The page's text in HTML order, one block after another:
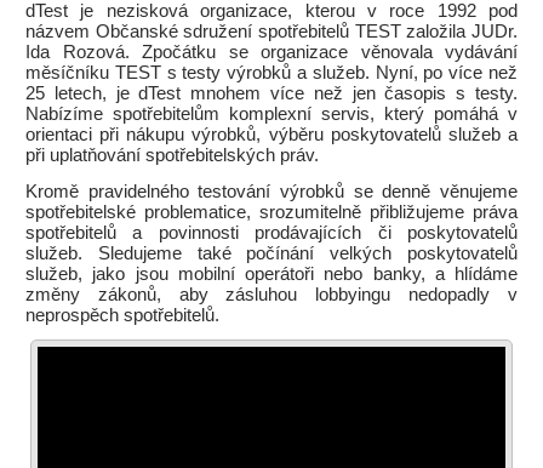
dTest je nezisková organizace, kterou v roce 1992 pod
názvem Občanské sdružení spotřebitelů TEST založila JUDr.
Ida Rozová. Zpočátku se organizace věnovala vydávání
měsíčníku TEST s testy výrobků a služeb. Nyní, po více než
25 letech, je dTest mnohem více než jen časopis s testy.
Nabízíme spotřebitelům komplexní servis, který pomáhá v
orientaci při nákupu výrobků, výběru poskytovatelů služeb a
při uplatňování spotřebitelských práv.
Kromě pravidelného testování výrobků se denně věnujeme
spotřebitelské problematice, srozumitelně přibližujeme práva
spotřebitelů a povinnosti prodávajících či poskytovatelů
služeb. Sledujeme také počínání velkých poskytovatelů
služeb, jako jsou mobilní operátoři nebo banky, a hlídáme
změny zákonů, aby zásluhou lobbyingu nedopadly v
neprospěch spotřebitelů.